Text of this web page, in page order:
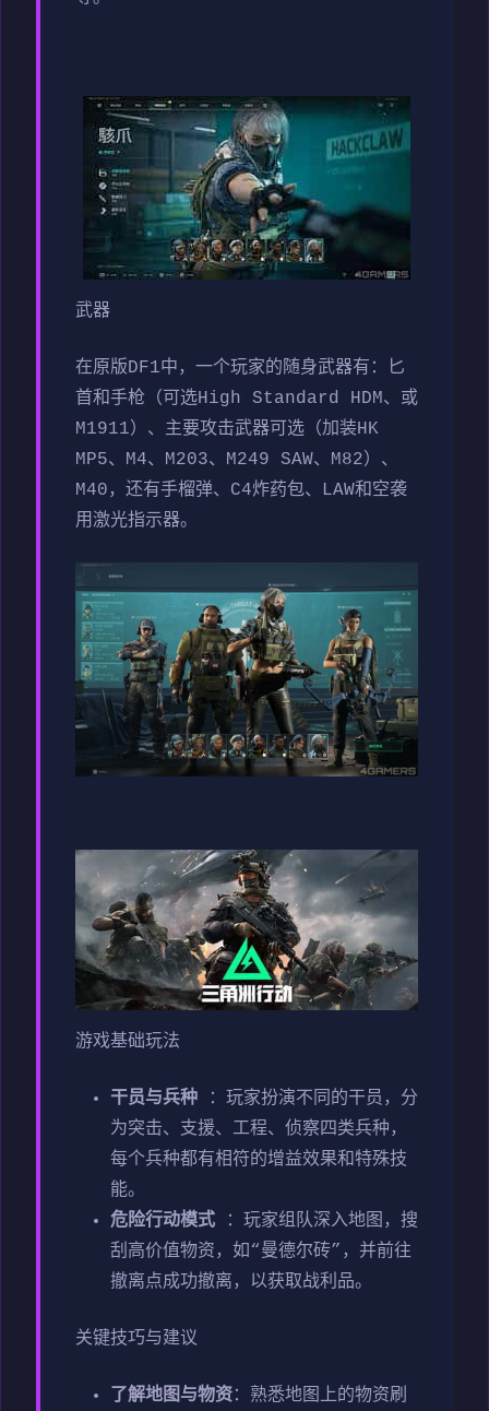
武器
在原版DF1中，一个玩家的随身武器有：匕
首和手枪（可选High Standard HDM、或
M1911）、主要攻击武器可选（加装HK
MP5、M4、M203、M249 SAW、M82）、
M40，还有手榴弹、C4炸药包、LAW和空袭
用激光指示器。
游戏基础玩法
干员与兵种
：玩家扮演不同的干员，分
为突击、支援、工程、侦察四类兵种，
每个兵种都有相符的增益效果和特殊技
能。
危险行动模式
：玩家组队深入地图，搜
刮高价值物资，如“曼德尔砖”，并前往
撤离点成功撤离，以获取战利品。
关键技巧与建议
了解地图与物资：熟悉地图上的物资刷